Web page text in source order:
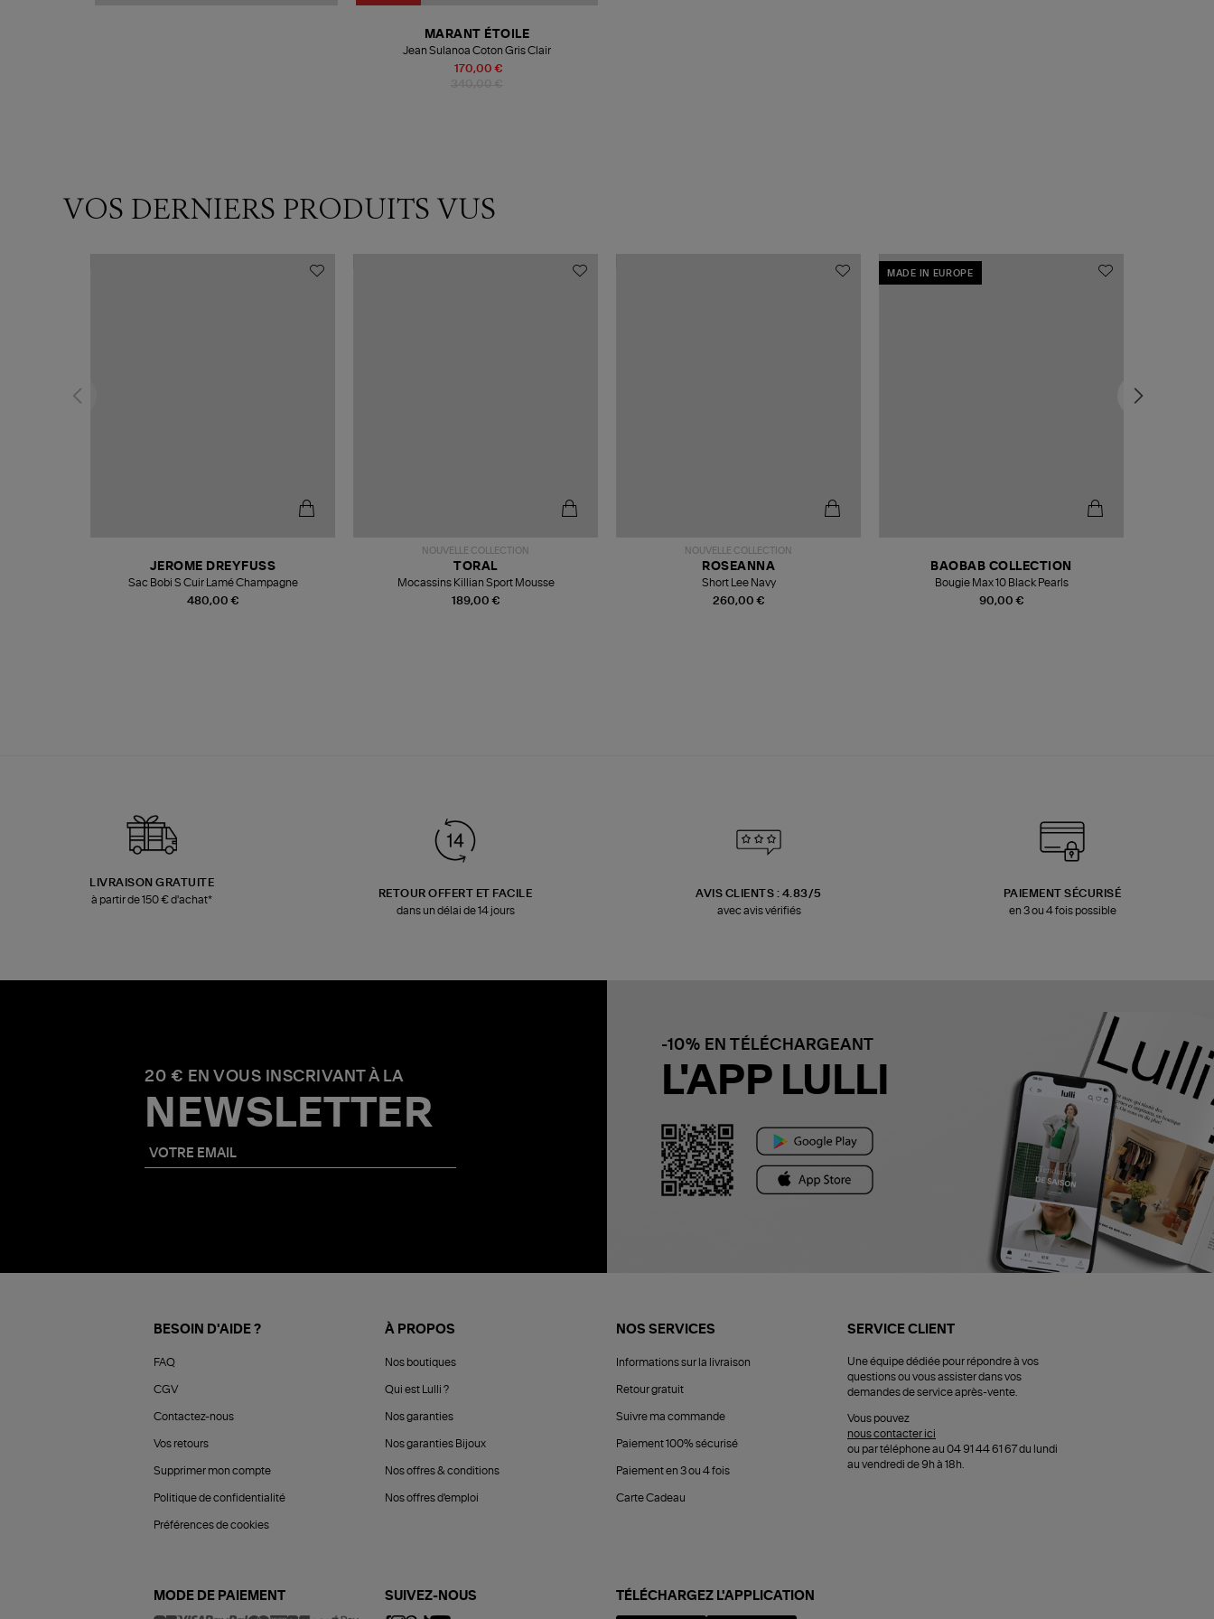
170,00 €
MARANT ÉTOILE
Jean Sulanoa Coton Gris Clair
VOS DERNIERS PRODUITS VUS
480,00 €
JEROME DREYFUSS
Sac Bobi S Cuir Lamé Champagne
NOUVELLE COLLECTION
189,00 €
TORAL
Mocassins Killian Sport Mousse
NOUVELLE COLLECTION
260,00 €
ROSEANNA
Short Lee Navy
MADE IN EUROPE
90,00 €
BAOBAB COLLECTION
Bougie Max 10 Black Pearls
LIVRAISON GRATUITE
à partir de 150 € d'achat*
RETOUR OFFERT ET FACILE
dans un délai de 14 jours
AVIS CLIENTS : 4.83/5
avec avis vérifiés
PAIEMENT SÉCURISÉ
en 3 ou 4 fois possible
20 € EN VOUS INSCRIVANT À LA
NEWSLETTER
-10% EN TÉLÉCHARGEANT
L'APP LULLI
BESOIN D'AIDE ?
FAQ
CGV
Contactez-nous
Vos retours
Supprimer mon compte
Politique de confidentialité
Préférences de cookies
À PROPOS
Nos boutiques
Qui est Lulli ?
Nos garanties
Nos garanties Bijoux
Nos offres & conditions
Nos offres d'emploi
NOS SERVICES
Informations sur la livraison
Retour gratuit
Suivre ma commande
Paiement 100% sécurisé
Paiement en 3 ou 4 fois
Carte Cadeau
SERVICE CLIENT
Une équipe dédiée pour répondre à vos
questions ou vous assister dans vos
demandes de service après-vente.
Vous pouvez
nous contacter ici
ou par téléphone au 04 91 44 61 67 du lundi
au vendredi de 9h à 18h.
MODE DE PAIEMENT SUIVEZ-NOUS TÉLÉCHARGEZ L'APPLICATION